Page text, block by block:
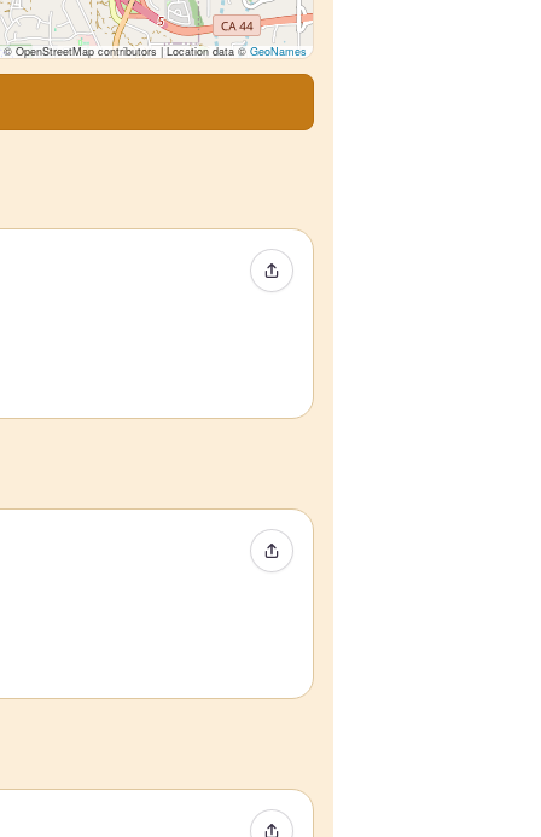
© OpenStreetMap contributors | Location data ©GeoNames
Event teilen
Event teilen